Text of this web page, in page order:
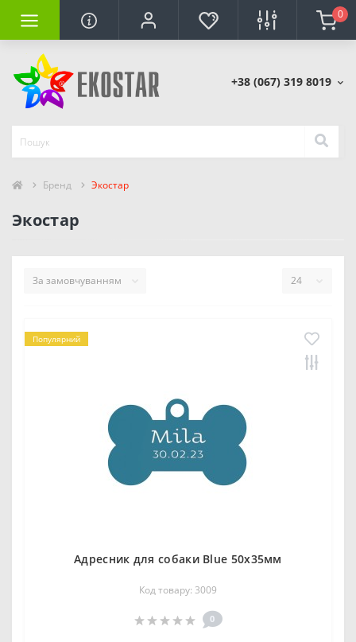
0
+38 (067) 319 8019
Бренд Экостар
Экостар
Популярний
Адресник для собаки Blue 50x35мм
Код товару: 3009
0